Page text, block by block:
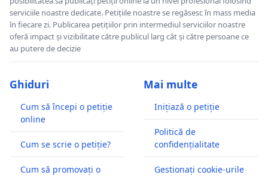
serviciile noastre dedicate. Petițiile noastre se regăsesc în mass media
în fiecare zi. Publicarea petițiilor prin intermediul serviciilor noastre
oferă impact și vizibilitate către publicul larg cât și către persoane ce
au putere de decizie
Ghiduri
Cum să începi o petiție
online
Cum se scrie o petiție?
Cum să promovați o
Mai multe
Inițiază o petiție
Politică de
confidențialitate
Gestionați cookie-urile